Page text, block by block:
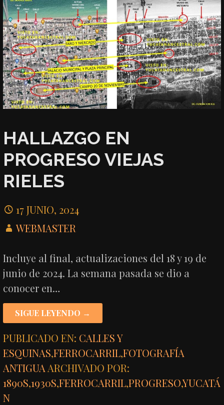
HALLAZGO EN
PROGRESO VIEJAS
RIELES
17 JUNIO, 2024
WEBMASTER
Incluye al final, actualizaciones del 18 y 19 de
junio de 2024. La semana pasada se dio a
conocer en…
SIGUE LEYENDO →
PUBLICADO EN: CALLES Y
ESQUINAS,FERROCARRIL,FOTOGRAFÍA
ANTIGUA ARCHIVADO POR:
1890S,1930S,FERROCARRIL,PROGRESO,YUCATÁ
N